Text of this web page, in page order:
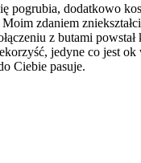
pogrubia, dodatkowo
zdaniem
z butami powstał
jedyne co jest
Ciebie pasuje.